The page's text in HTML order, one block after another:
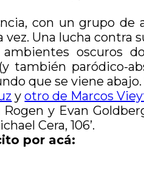
con un grupo
Una lucha contra
oscuros
también paródico-
que se viene
yotro de Marcos
Rogen y Evan
Cera, 106’.
por acá: